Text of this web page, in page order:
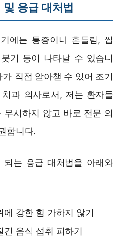
및 응급 대처법
에는 통증이나 흔들림, 씹
기 등이 나타날 수 있습니
직접 알아챌 수 있어 조기
과 의사로서, 저는 환자들
무시하지 않고 바로 전문 의
합니다.
되는 응급 대처법을 아래와
에 강한 힘 가하지 않기
긴 음식 섭취 피하기